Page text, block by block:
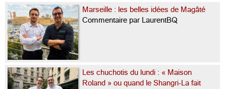
Marseille : les belles idées de Magâté
Commentaire par LaurentBQ
Les chuchotis du lundi : « Maison
Roland » ou quand le Shangri-La fait